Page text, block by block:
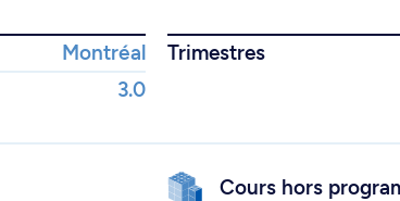
Montréal
Trimestres
3.0
Cours hors